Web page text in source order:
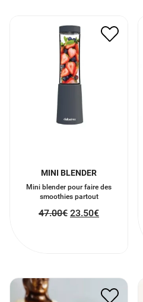
MINI BLENDER
Mini blender pour faire des
smoothies partout
47.00€ 23.50€
PIERRE NATURELLE
15.00